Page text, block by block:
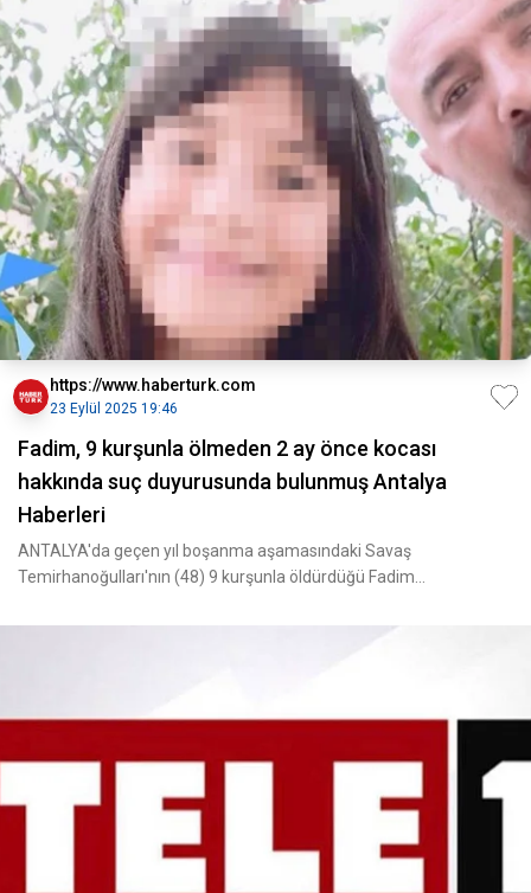
https://www.haberturk.com
23 Eylül 2025 19:46
Fadim, 9 kurşunla ölmeden 2 ay önce kocası
hakkında suç duyurusunda bulunmuş Antalya
Haberleri
ANTALYA'da geçen yıl boşanma aşamasındaki Savaş
Temirhanoğulları'nın (48) 9 kurşunla öldürdüğü Fadim